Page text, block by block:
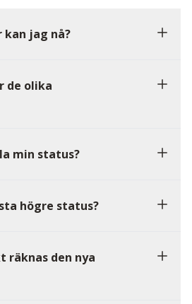
jag nå?
de olika
min status?
högre status?
räknas den nya